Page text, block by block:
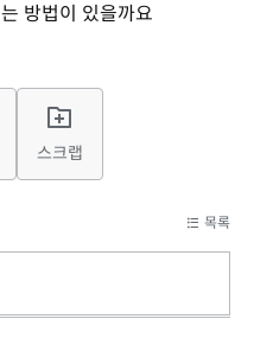
방법이 있을까요
스크랩
목록